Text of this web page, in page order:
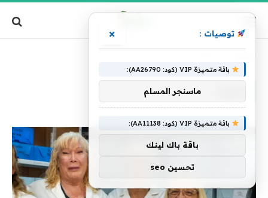
توصيات : ×
باقة متميزة VIP (كود: AA26790):
ماسنجر المسلم
باقة متميزة VIP (كود: AA11138):
باقة باك لينك
تحسين seo